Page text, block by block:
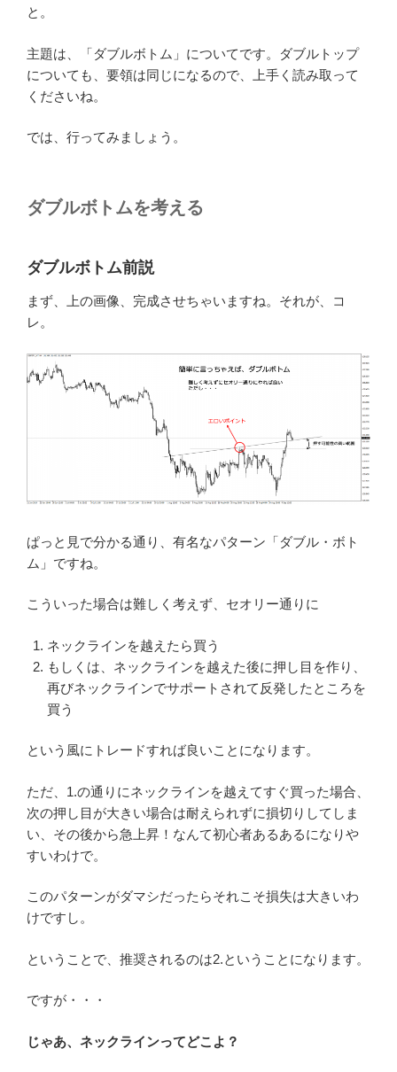
と。
主題は、「ダブルボトム」についてです。ダブルトップ
についても、要領は同じになるので、上手く読み取って
くださいね。
では、行ってみましょう。
ダブルボトムを考える
ダブルボトム前説
まず、上の画像、完成させちゃいますね。それが、コ
レ。
ぱっと見で分かる通り、有名なパターン「ダブル・ボト
ム」ですね。
こういった場合は難しく考えず、セオリー通りに
ネックラインを越えたら買う
もしくは、ネックラインを越えた後に押し目を作り、
再びネックラインでサポートされて反発したところを
買う
という風にトレードすれば良いことになります。
ただ、1.の通りにネックラインを越えてすぐ買った場合、
次の押し目が大きい場合は耐えられずに損切りしてしま
い、その後から急上昇！なんて初心者あるあるになりや
すいわけで。
このパターンがダマシだったらそれこそ損失は大きいわ
けですし。
ということで、推奨されるのは2.ということになります。
ですが・・・
じゃあ、ネックラインってどこよ？